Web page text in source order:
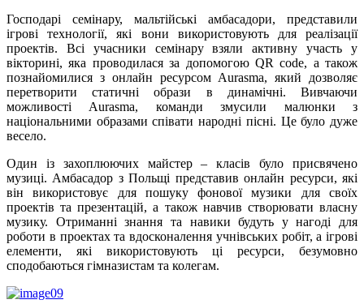
Господарі семінару, мальтійські амбасадори, представили
ігрові технології, які вони використовують для реалізації
проектів. Всі учасники семінару взяли активну участь у
вікторині, яка проводилася за допомогою QR code, а також
познайомилися з онлайн ресурсом Aurasma, який дозволяє
перетворити статичні образи в динамічні. Вивчаючи
можливості Aurasma, команди змусили малюнки з
національними образами співати народні пісні. Це було дуже
весело.
Один із захоплюючих майстер – класів було присвячено
музиці. Амбасадор з Польщі представив онлайн ресурси, які
він використовує для пошуку фонової музики для своїх
проектів та презентацій, а також навчив створювати власну
музику. Отриманні знання та навики будуть у нагоді для
роботи в проектах та вдосконалення учнівських робіт, а ігрові
елементи, які використовують ці ресурси, безумовно
сподобаються гімназистам та колегам.